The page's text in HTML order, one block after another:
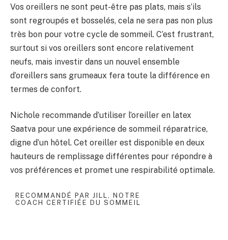
Vos oreillers ne sont peut-être pas plats, mais s’ils
sont regroupés et bosselés, cela ne sera pas non plus
très bon pour votre cycle de sommeil. C’est frustrant,
surtout si vos oreillers sont encore relativement
neufs, mais investir dans un nouvel ensemble
d’oreillers sans grumeaux fera toute la différence en
termes de confort.
Nichole recommande d’utiliser l’oreiller en latex
Saatva pour une expérience de sommeil réparatrice,
digne d’un hôtel. Cet oreiller est disponible en deux
hauteurs de remplissage différentes pour répondre à
vos préférences et promet une respirabilité optimale.
RECOMMANDÉ PAR JILL, NOTRE
COACH CERTIFIÉE DU SOMMEIL